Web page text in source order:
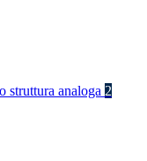
struttura analoga 2